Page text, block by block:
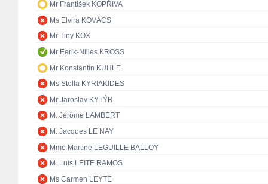
Mr František KOPŘIVA
Ms Elvira KOVÁCS
Mr Tiny KOX
Mr Eerik-Niiles KROSS
Mr Konstantin KUHLE
Ms Stella KYRIAKIDES
Mr Jaroslav KYTÝR
M. Jérôme LAMBERT
M. Jacques LE NAY
Mme Martine LEGUILLE BALLOY
M. Luís LEITE RAMOS
Ms Carmen LEYTE